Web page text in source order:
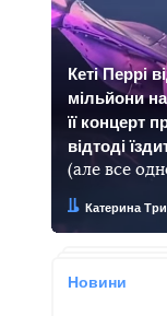
Кеті Перрі
мільйони
її концерт
відтоді
(але все
Автор:
Катерина
Дата:
Новини